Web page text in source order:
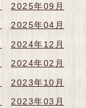
2025年09月
2025年04月
2024年12月
2024年02月
2023年10月
2023年03月